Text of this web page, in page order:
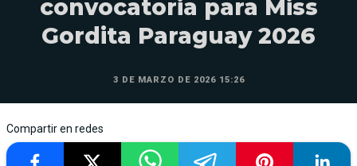
convocatoria para Miss
Gordita Paraguay 2026
3 DE MARZO DE 2026 15:26
Compartir en redes